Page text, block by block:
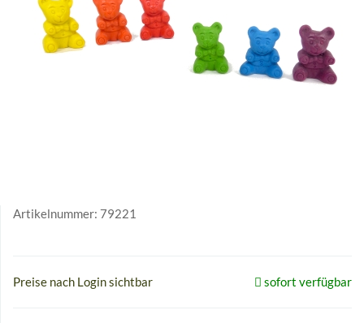
Artikelnummer: 79221
Preise nach Login sichtbar sofort verfügbar